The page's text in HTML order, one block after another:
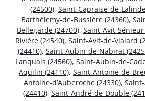
(24500), Saint-Capraise-de-
Barthélemy-de-Bussière (24360),
Bellegarde (24700), Saint-Avit-Sénieur
Rivière (24540), Saint-Avit-de-Vialard
(24410), Saint-Aubin-de-Nabirat
Lanquais (24560), Saint-Aubin-de-
Aquilin (24110), Saint-Antoine-de-
Antoine-d’Auberoche (24330),
(24410), Saint-André-de-Double